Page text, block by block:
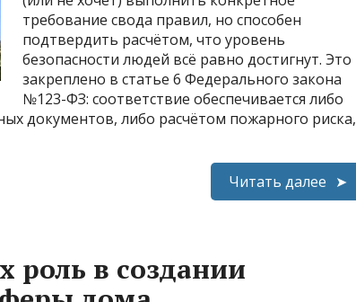
требование свода правил, но способен
подтвердить расчётом, что уровень
безопасности людей всё равно достигнут. Это
закреплено в статье 6 Федерального закона
№123-ФЗ: соответствие обеспечивается либо
документов, либо расчётом пожарного риска,
Читать далее
роль в создании